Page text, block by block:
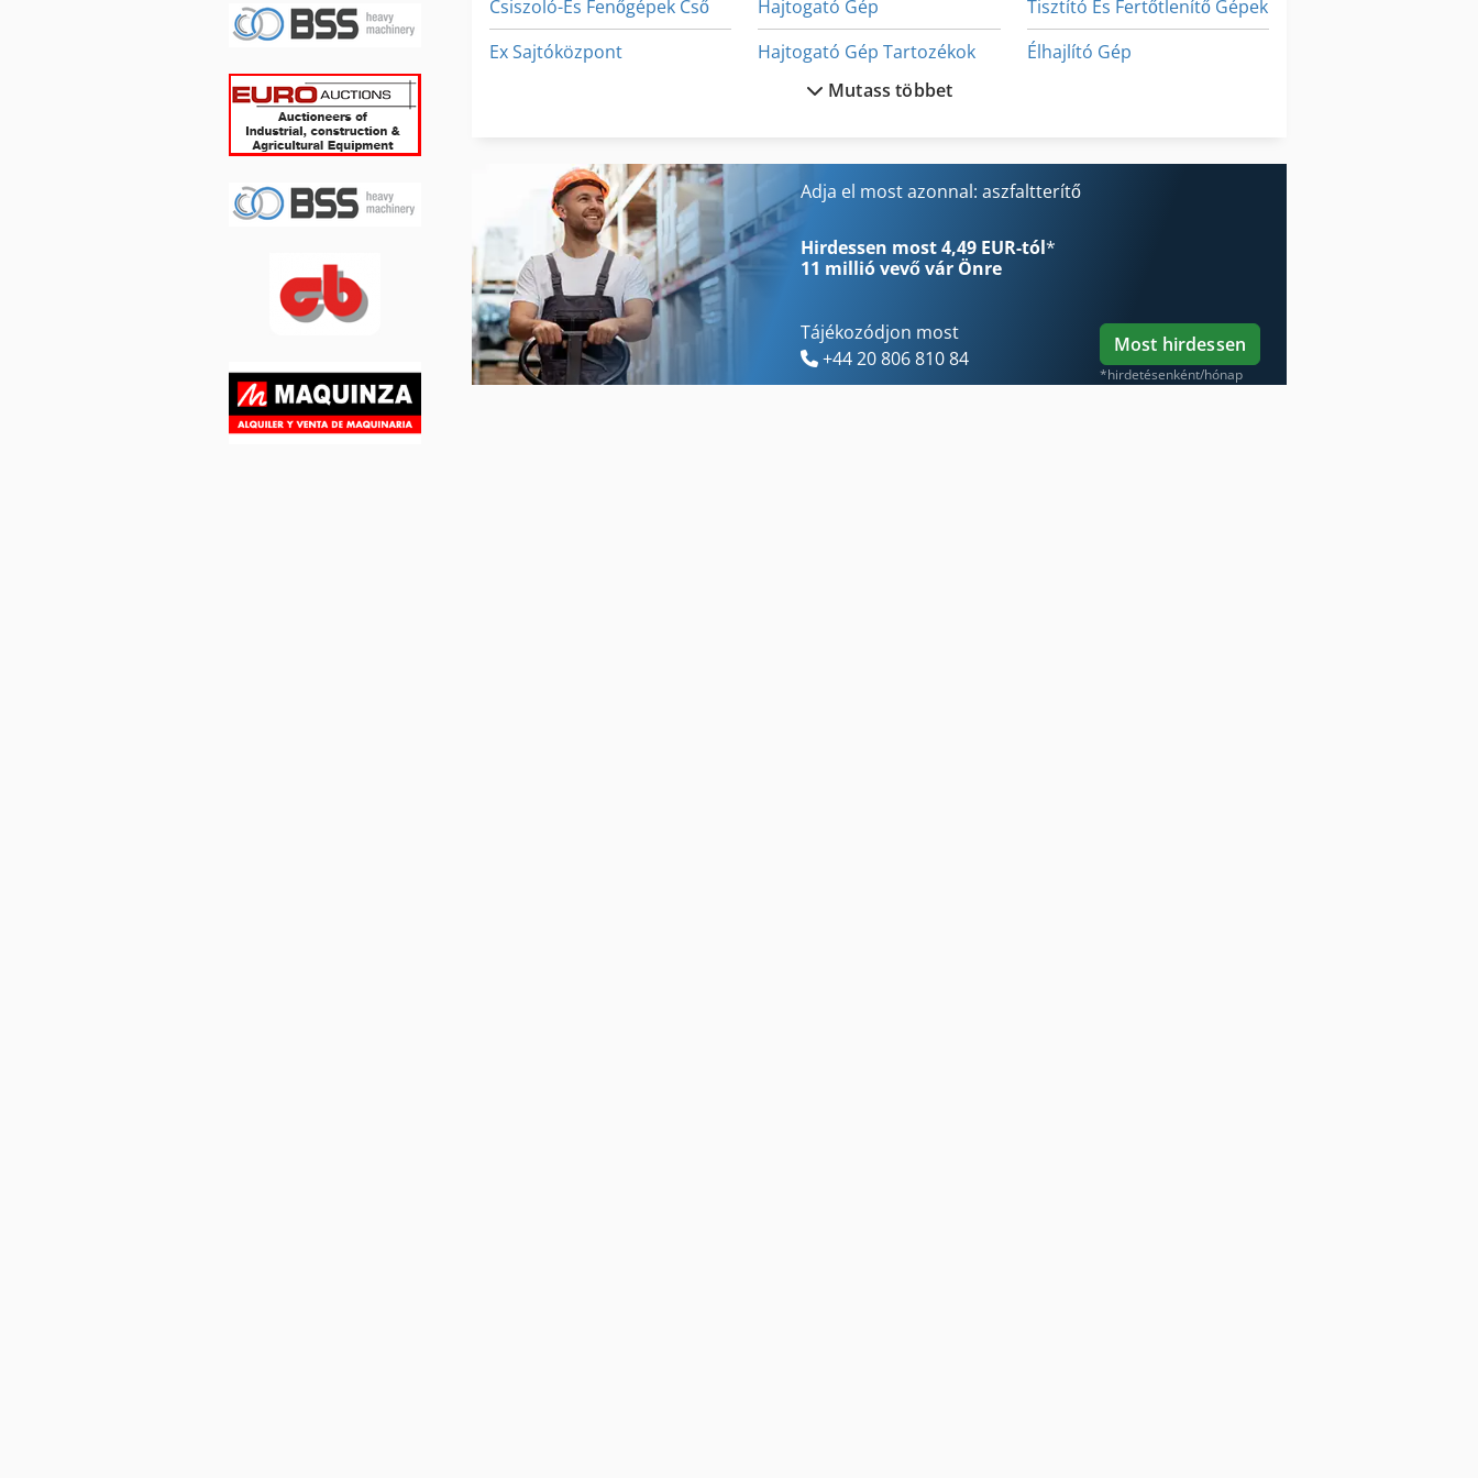
Csiszoló-És Fenőgépek Cső
Ex Sajtóközpont
Feldolgozó És Anyatej Kiegészítő 22
Fngj 20
Hajtogató Gép
Hajtogató Gép Tartozékok
Hsc 20 Linear
Lé Sajtó
Neophot 2
Tisztító És Fertőtlenítő Gépek
Élhajlító Gép
Mutass többet
Adja el most azonnal: aszfaltterítő
Hirdessen most 4,49 EUR-tól*
11 millió vevővár Önre
Tájékozódjon most
+44 20 806 810 84
Most hirdessen
*hirdetésenként/hónap